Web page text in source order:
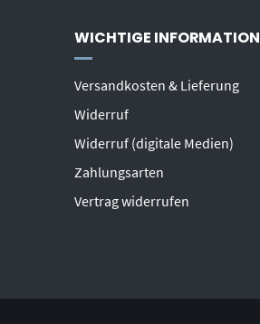
WICHTIGE INFORMATION
Versandkosten & Lieferung
Widerruf
Widerruf (digitale Medien)
Zahlungsarten
Vertrag widerrufen